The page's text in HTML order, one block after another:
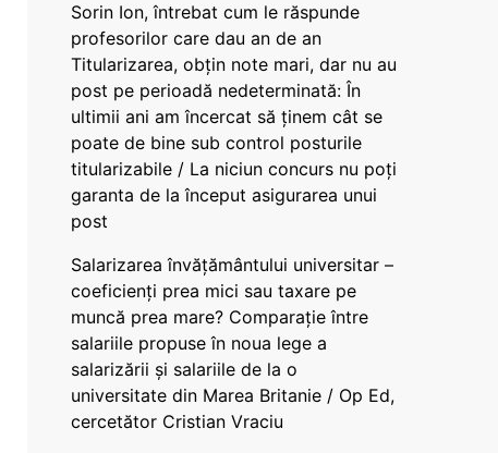
Sorin Ion, întrebat cum le răspunde
profesorilor care dau an de an
Titularizarea, obțin note mari, dar nu au
post pe perioadă nedeterminată: În
ultimii ani am încercat să ținem cât se
poate de bine sub control posturile
titularizabile / La niciun concurs nu poți
garanta de la început asigurarea unui
post
Salarizarea învățământului universitar –
coeficienți prea mici sau taxare pe
muncă prea mare? Comparație între
salariile propuse în noua lege a
salarizării și salariile de la o
universitate din Marea Britanie / Op Ed,
cercetător Cristian Vraciu